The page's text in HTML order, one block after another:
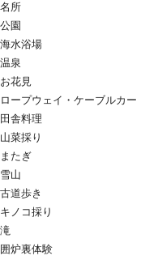
名所
公園
海水浴場
温泉
お花見
ロープウェイ・ケーブルカー
田舎料理
山菜採り
またぎ
雪山
古道歩き
キノコ採り
滝
囲炉裏体験